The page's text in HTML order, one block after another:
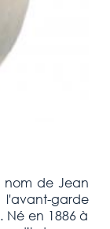
nom de Jean
garde
Né en 1886 à